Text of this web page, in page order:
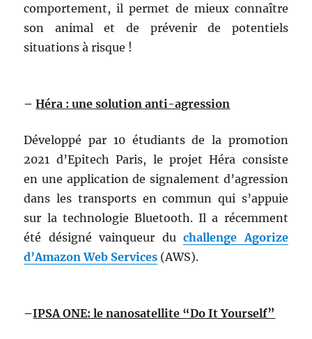
comportement, il permet de mieux connaître
son animal et de prévenir de potentiels
situations à risque !
–Héra : une solution anti-agression
Développé par 10 étudiants de la promotion
2021 d’Epitech Paris, le projet Héra consiste
en une application de signalement d’agression
dans les transports en commun qui s’appuie
sur la technologie Bluetooth. Il a récemment
été désigné vainqueur duchallenge Agorize
d’Amazon Web Services (AWS).
–IPSA ONE: le nanosatellite “Do It Yourself”